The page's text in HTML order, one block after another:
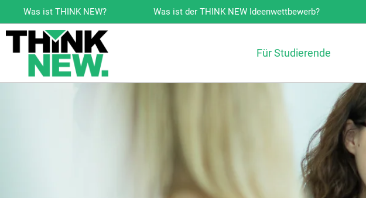
Inhalt
springen
Was ist THINK NEW? Was ist der THINK NEW Ideenwettbewerb?
Für Studierende